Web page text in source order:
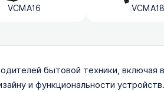
VCMA16 VCMA18
бытовой техники, включая
и функциональности